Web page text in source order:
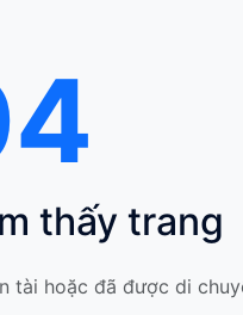
thấy trang
tài hoặc đã được di